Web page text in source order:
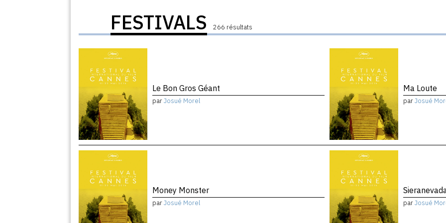
FESTIVALS 266 résultats
Le Bon Gros Géant
parJosué Morel
Ma Loute
parJosué
Money Monster
parJosué Morel parJosué